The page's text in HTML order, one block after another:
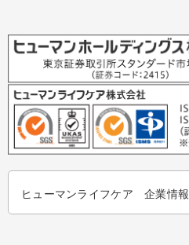
ヒューマンライフケア 企業情報